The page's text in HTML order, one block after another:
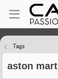
Tags
aston